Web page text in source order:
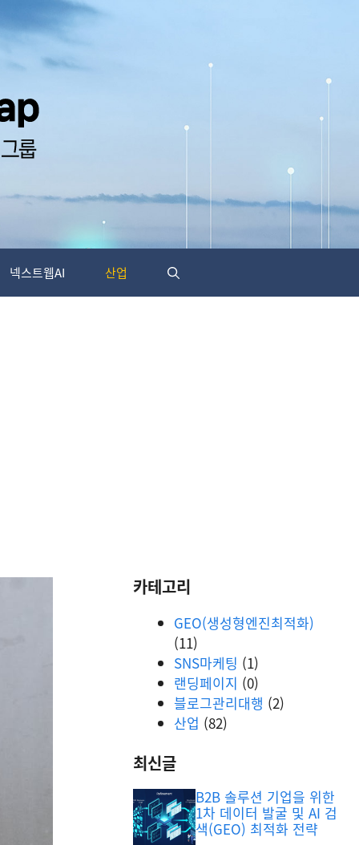
넥스트웹AI 산업
카테고리
GEO(생성형엔진최적화)
(11)
SNS마케팅 (1)
랜딩페이지 (0)
블로그관리대행 (2)
산업 (82)
최신글
B2B 솔루션 기업을 위한
1차 데이터 발굴 및 AI 검
색(GEO) 최적화 전략